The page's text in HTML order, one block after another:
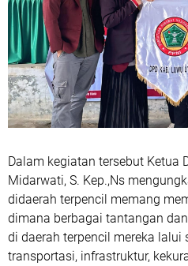
Dalam kegiatan tersebut Ketua
Midarwati, S. Kep.,Ns
didaerah terpencil memang
dimana berbagai tantangan
di daerah terpencil mereka lalui
transportasi, infrastruktur,